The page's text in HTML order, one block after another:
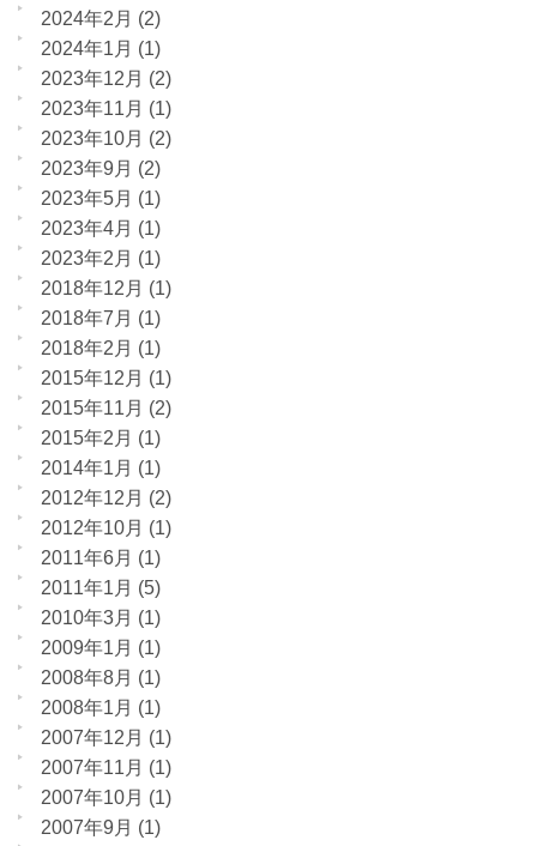
2024年2月 (2)
2024年1月 (1)
2023年12月 (2)
2023年11月 (1)
2023年10月 (2)
2023年9月 (2)
2023年5月 (1)
2023年4月 (1)
2023年2月 (1)
2018年12月 (1)
2018年7月 (1)
2018年2月 (1)
2015年12月 (1)
2015年11月 (2)
2015年2月 (1)
2014年1月 (1)
2012年12月 (2)
2012年10月 (1)
2011年6月 (1)
2011年1月 (5)
2010年3月 (1)
2009年1月 (1)
2008年8月 (1)
2008年1月 (1)
2007年12月 (1)
2007年11月 (1)
2007年10月 (1)
2007年9月 (1)